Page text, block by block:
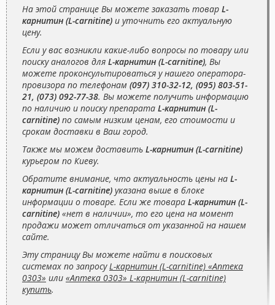
На этой странице Вы можете заказать товар L-
карнитин (L-carnitine) и уточнить его актуальную
цену.
Если у вас возникли какие-либо вопросы по товару или
поиску аналогов для L-карнитин (L-carnitine), Вы
можете проконсультироваться у нашего оператора-
провизора по телефонам (097) 310-32-12, (095) 803-51-
21, (073) 092-77-38. Вы можете получить информацию
по наличию и поиску препарата L-карнитин (L-
carnitine) по самым низким ценам, его стоимости и
срокам доставки в Ваш город.
Также мы можем доставить L-карнитин (L-carnitine)
курьером по Киеву.
Обратите внимание, что актуальность цены на L-
карнитин (L-carnitine) указана выше в блоке
информации о товаре. Если же товара L-карнитин (L-
carnitine) «нет в наличии», то его цена на момент
продажи может отличаться от указанной на нашем
сайте.
Эту страницу Вы можете найти в поисковых
системах по запросуL-карнитин (L-carnitine) «Аптека
0303» или «Аптека 0303» L-карнитин (L-carnitine)
купить.